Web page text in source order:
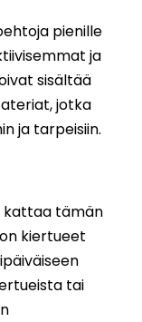
pienille
ja
sisältää
jotka
ja tarpeisiin.
kattaa tämän
kiertueet
tai